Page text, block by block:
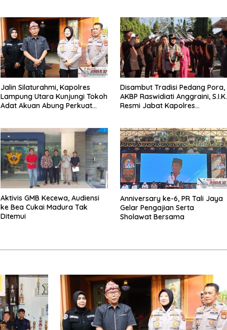
Jalin Silaturahmi, Kapolres
Lampung Utara Kunjungi Tokoh
Adat Akuan Abung Perkuat
Disambut Tradisi Pedang Pora,
AKBP Raswidiati Anggraini, S.I.K.
Resmi Jabat Kapolres
Aktivis GMB Kecewa, Audiensi
ke Bea Cukai Madura Tak
Ditemui
Anniversary ke-6, PR Tali Jaya
Gelar Pengajian Serta
Sholawat Bersama